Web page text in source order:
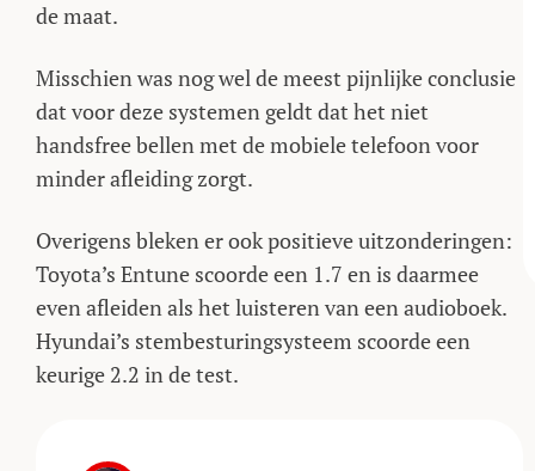
de maat.
Misschien was nog wel de meest pijnlijke conclusie
dat voor deze systemen geldt dat het niet
handsfree bellen met de mobiele telefoon voor
minder afleiding zorgt.
Overigens bleken er ook positieve uitzonderingen:
Toyota’s Entune scoorde een 1.7 en is daarmee
even afleiden als het luisteren van een audioboek.
Hyundai’s stembesturingsysteem scoorde een
keurige 2.2 in de test.